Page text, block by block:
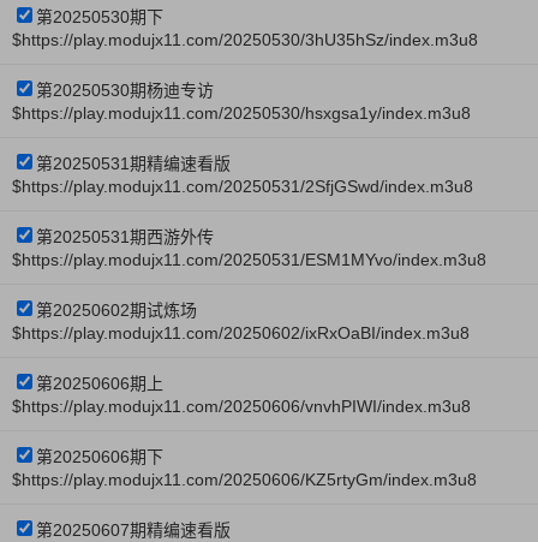
第20250530期下
$https://play.modujx11.com/20250530/3hU35hSz/index.m3u8
第20250530期杨迪专访
$https://play.modujx11.com/20250530/hsxgsa1y/index.m3u8
第20250531期精编速看版
$https://play.modujx11.com/20250531/2SfjGSwd/index.m3u8
第20250531期西游外传
$https://play.modujx11.com/20250531/ESM1MYvo/index.m3u8
第20250602期试炼场
$https://play.modujx11.com/20250602/ixRxOaBI/index.m3u8
第20250606期上
$https://play.modujx11.com/20250606/vnvhPIWI/index.m3u8
第20250606期下
$https://play.modujx11.com/20250606/KZ5rtyGm/index.m3u8
第20250607期精编速看版